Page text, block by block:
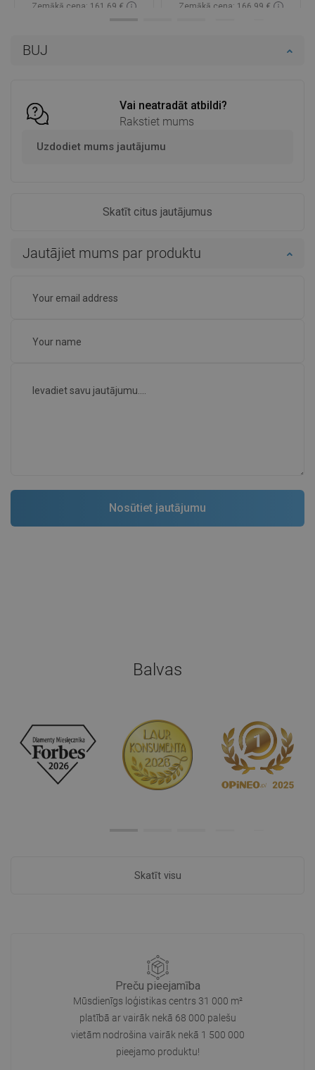
BUJ
Vai neatradāt atbildi?
Rakstiet mums
Uzdodiet mums jautājumu
Skatīt citus jautājumus
Jautājiet mums par produktu
Zemākā cena: 161,69 €
Zemākā cena: 166,99 €
Balvas
Skatīt visu
Preču pieejamība
Mūsdienīgs loģistikas centrs 31 000 m²
platībā ar vairāk nekā 68 000 palešu
vietām nodrošina vairāk nekā 1 500 000
pieejamo produktu!